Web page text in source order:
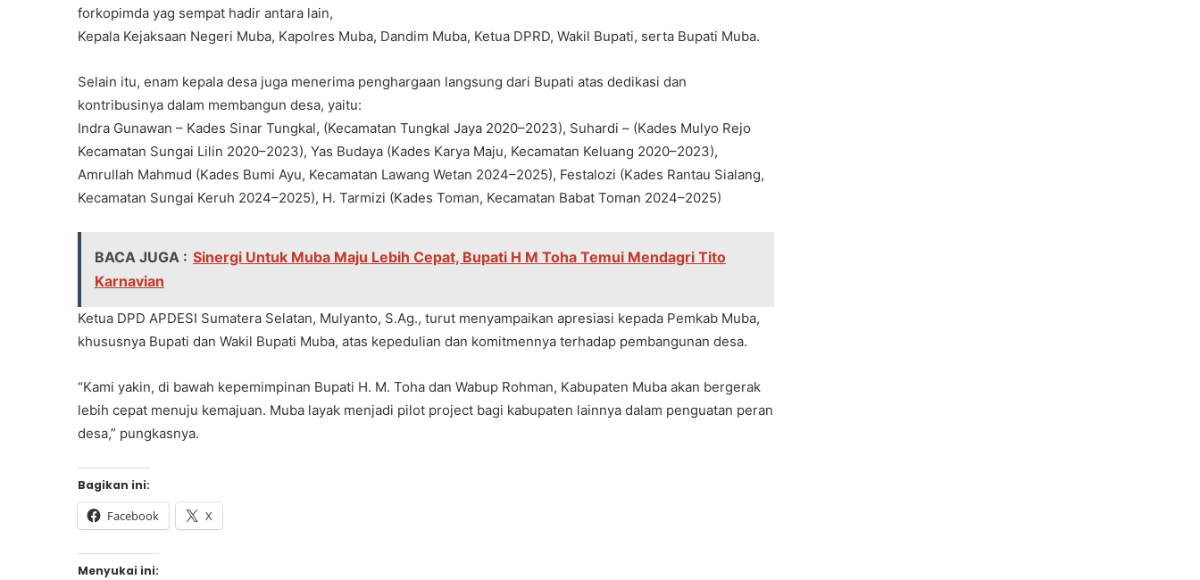
forkopimda yag sempat hadir antara lain,
Kepala Kejaksaan Negeri Muba, Kapolres Muba, Dandim Muba, Ketua DPRD, Wakil Bupati, serta Bupati Muba.
Selain itu, enam kepala desa juga menerima penghargaan langsung dari Bupati atas dedikasi dan
kontribusinya dalam membangun desa, yaitu:
Indra Gunawan – Kades Sinar Tungkal, (Kecamatan Tungkal Jaya 2020–2023), Suhardi – (Kades Mulyo Rejo
Kecamatan Sungai Lilin 2020–2023), Yas Budaya (Kades Karya Maju, Kecamatan Keluang 2020–2023),
Amrullah Mahmud (Kades Bumi Ayu, Kecamatan Lawang Wetan 2024–2025), Festalozi (Kades Rantau Sialang,
Kecamatan Sungai Keruh 2024–2025), H. Tarmizi (Kades Toman, Kecamatan Babat Toman 2024–2025)
BACA JUGA : Sinergi Untuk Muba Maju Lebih Cepat, Bupati H M Toha Temui Mendagri Tito
Karnavian
Ketua DPD APDESI Sumatera Selatan, Mulyanto, S.Ag., turut menyampaikan apresiasi kepada Pemkab Muba,
khususnya Bupati dan Wakil Bupati Muba, atas kepedulian dan komitmennya terhadap pembangunan desa.
“Kami yakin, di bawah kepemimpinan Bupati H. M. Toha dan Wabup Rohman, Kabupaten Muba akan bergerak
lebih cepat menuju kemajuan. Muba layak menjadi pilot project bagi kabupaten lainnya dalam penguatan peran
desa,” pungkasnya.
Bagikan ini:
Facebook X
Menyukai ini: